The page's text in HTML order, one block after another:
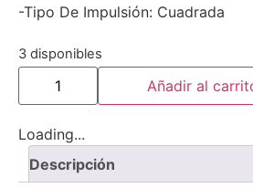
-Tipo De Impulsión: Cuadrada
3 disponibles
Añadir al
Loading...
Descripción